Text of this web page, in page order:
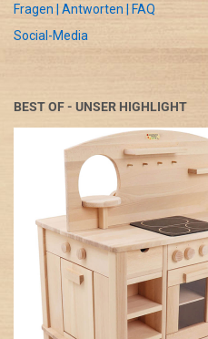
Fragen | Antworten | FAQ
Social-Media
BEST OF - UNSER HIGHLIGHT